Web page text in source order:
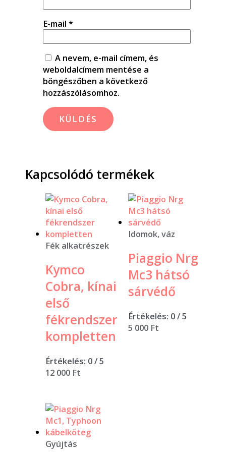
E-mail *
A nevem, e-mail címem, és
weboldalcímem mentése a
böngészőben a következő
hozzászólásomhoz.
Kapcsolódó termékek
Fék alkatrészek
Kymco
Cobra, kínai
első
fékrendszer
kompletten
Értékelés: 0/ 5
12 000 Ft
Idomok, váz
Piaggio Nrg
Mc3 hátsó
sárvédő
Értékelés: 0/ 5
5 000 Ft
Gyújtás